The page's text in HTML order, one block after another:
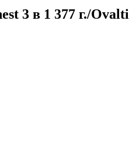
3 в 1 377 г./